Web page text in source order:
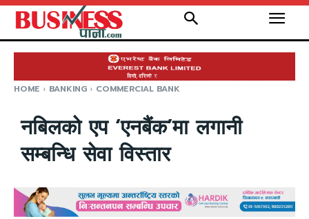
HOME BANKING COMMERCIAL BANK
नबिलको एप ‘एनबैंक’मा लगानी
सम्बन्धि सेवा विस्तार